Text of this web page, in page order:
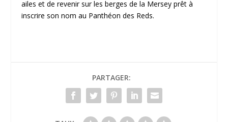
ailes et de revenir sur les berges de la Mersey prêt à
inscrire son nom au Panthéon des Reds.
PARTAGER: